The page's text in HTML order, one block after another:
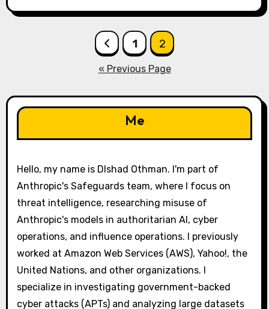
pagination
1 2
« Previous Page
Me
Hello, my name is Dlshad Othman. I'm part of
Anthropic's Safeguards team, where I focus on
threat intelligence, researching misuse of
Anthropic's models in authoritarian AI, cyber
operations, and influence operations. I previously
worked at Amazon Web Services (AWS), Yahoo!, the
United Nations, and other organizations. I
specialize in investigating government-backed
cyber attacks (APTs) and analyzing large datasets